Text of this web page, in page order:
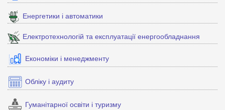
Енергетики і автоматики
Електротехнологій та експлуатації енергообладнання
Економіки і менеджменту
Обліку і аудиту
Гуманітарної освіти і туризму